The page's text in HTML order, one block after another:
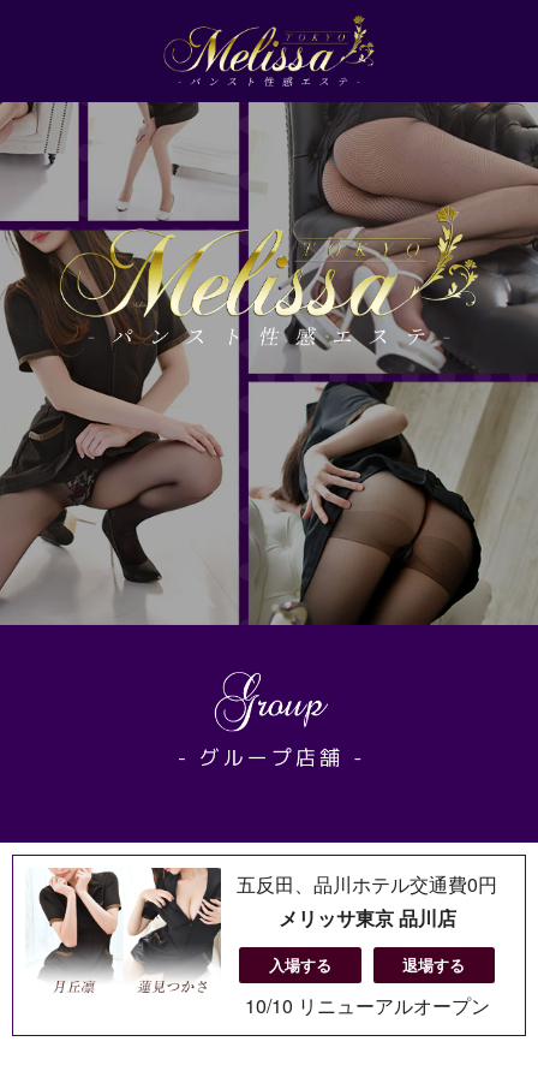
五反田、品川ホテル交通費0円
メリッサ東京 品川店
入場する 退場する
10/10 リニューアルオープン